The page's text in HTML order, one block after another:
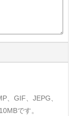
、GIF、JEPG、
です。